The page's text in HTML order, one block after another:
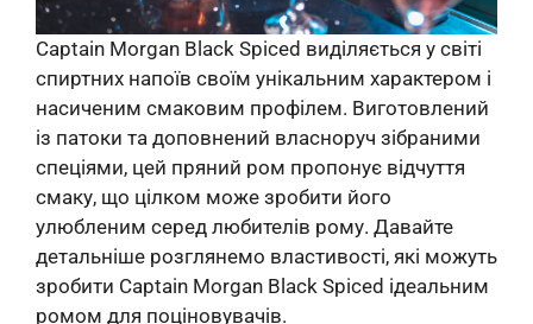
Captain Morgan Black Spiced виділяється у світі
спиртних напоїв своїм унікальним характером і
насиченим смаковим профілем. Виготовлений
із патоки та доповнений власноруч зібраними
спеціями, цей пряний ром пропонує відчуття
смаку, що цілком може зробити його
улюбленим серед любителів рому. Давайте
детальніше розглянемо властивості, які можуть
зробити Captain Morgan Black Spiced ідеальним
ромом для поціновувачів.